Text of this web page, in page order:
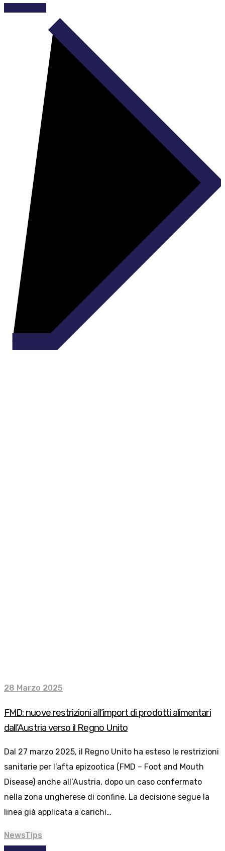
28 Marzo 2025
FMD: nuove restrizioni all’import di prodotti alimentari
dall’Austria verso il Regno Unito
Dal 27 marzo 2025, il Regno Unito ha esteso le restrizioni
sanitarie per l’afta epizootica (FMD – Foot and Mouth
Disease) anche all’Austria, dopo un caso confermato
nella zona ungherese di confine. La decisione segue la
linea già applicata a carichi…
NewsTips